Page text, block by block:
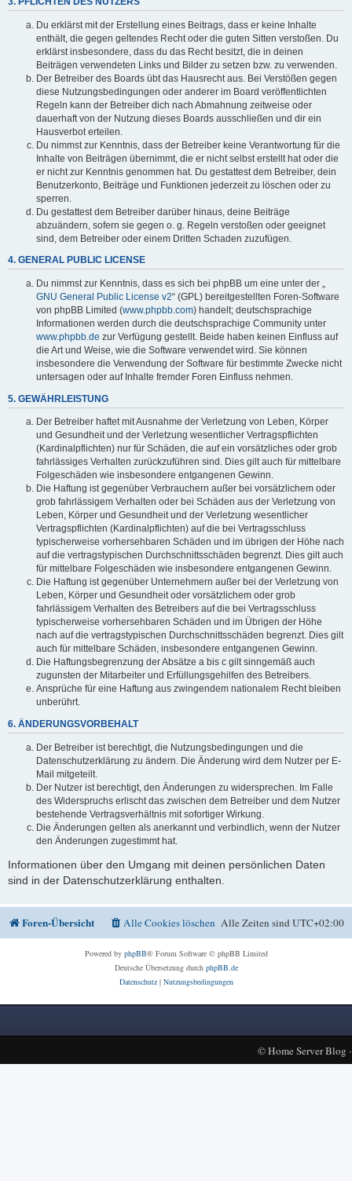
Du erklärst mit der Erstellung eines Beitrags, dass er keine Inhalte
enthält, die gegen geltendes Recht oder die guten Sitten verstoßen. Du
erklärst insbesondere, dass du das Recht besitzt, die in deinen
Beiträgen verwendeten Links und Bilder zu setzen bzw. zu verwenden.
Der Betreiber des Boards übt das Hausrecht aus. Bei Verstößen gegen
diese Nutzungsbedingungen oder anderer im Board veröffentlichten
Regeln kann der Betreiber dich nach Abmahnung zeitweise oder
dauerhaft von der Nutzung dieses Boards ausschließen und dir ein
Hausverbot erteilen.
Du nimmst zur Kenntnis, dass der Betreiber keine Verantwortung für die
Inhalte von Beiträgen übernimmt, die er nicht selbst erstellt hat oder die
er nicht zur Kenntnis genommen hat. Du gestattest dem Betreiber, dein
Benutzerkonto, Beiträge und Funktionen jederzeit zu löschen oder zu
sperren.
Du gestattest dem Betreiber darüber hinaus, deine Beiträge
abzuändern, sofern sie gegen o. g. Regeln verstoßen oder geeignet
sind, dem Betreiber oder einem Dritten Schaden zuzufügen.
4. GENERAL PUBLIC LICENSE
Du nimmst zur Kenntnis, dass es sich bei phpBB um eine unter der „
GNU General Public License v2“ (GPL) bereitgestellten Foren-Software
von phpBB Limited (www.phpbb.com) handelt; deutschsprachige
Informationen werden durch die deutschsprachige Community unter
www.phpbb.de zur Verfügung gestellt. Beide haben keinen Einfluss auf
die Art und Weise, wie die Software verwendet wird. Sie können
insbesondere die Verwendung der Software für bestimmte Zwecke nicht
untersagen oder auf Inhalte fremder Foren Einfluss nehmen.
5. GEWÄHRLEISTUNG
Der Betreiber haftet mit Ausnahme der Verletzung von Leben, Körper
und Gesundheit und der Verletzung wesentlicher Vertragspflichten
(Kardinalpflichten) nur für Schäden, die auf ein vorsätzliches oder grob
fahrlässiges Verhalten zurückzuführen sind. Dies gilt auch für mittelbare
Folgeschäden wie insbesondere entgangenen Gewinn.
Die Haftung ist gegenüber Verbrauchern außer bei vorsätzlichem oder
grob fahrlässigem Verhalten oder bei Schäden aus der Verletzung von
Leben, Körper und Gesundheit und der Verletzung wesentlicher
Vertragspflichten (Kardinalpflichten) auf die bei Vertragsschluss
typischerweise vorhersehbaren Schäden und im übrigen der Höhe nach
auf die vertragstypischen Durchschnittsschäden begrenzt. Dies gilt auch
für mittelbare Folgeschäden wie insbesondere entgangenen Gewinn.
Die Haftung ist gegenüber Unternehmern außer bei der Verletzung von
Leben, Körper und Gesundheit oder vorsätzlichem oder grob
fahrlässigem Verhalten des Betreibers auf die bei Vertragsschluss
typischerweise vorhersehbaren Schäden und im Übrigen der Höhe
nach auf die vertragstypischen Durchschnittsschäden begrenzt. Dies gilt
auch für mittelbare Schäden, insbesondere entgangenen Gewinn.
Die Haftungsbegrenzung der Absätze a bis c gilt sinngemäß auch
zugunsten der Mitarbeiter und Erfüllungsgehilfen des Betreibers.
Ansprüche für eine Haftung aus zwingendem nationalem Recht bleiben
unberührt.
6. ÄNDERUNGSVORBEHALT
Der Betreiber ist berechtigt, die Nutzungsbedingungen und die
Datenschutzerklärung zu ändern. Die Änderung wird dem Nutzer per E-
Mail mitgeteilt.
Der Nutzer ist berechtigt, den Änderungen zu widersprechen. Im Falle
des Widerspruchs erlischt das zwischen dem Betreiber und dem Nutzer
bestehende Vertragsverhältnis mit sofortiger Wirkung.
Die Änderungen gelten als anerkannt und verbindlich, wenn der Nutzer
den Änderungen zugestimmt hat.
Informationen über den Umgang mit deinen persönlichen Daten
sind in der Datenschutzerklärung enthalten.
Foren-Übersicht Alle Zeiten sindUTC+02:00
Alle Cookies löschen
Powered by phpBB® Forum Software © phpBB Limited
Deutsche Übersetzung durch phpBB.de
Datenschutz| Nutzungsbedingungen
©Home Server Blog